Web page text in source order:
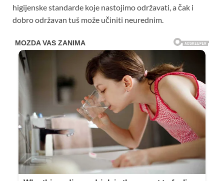
higijenske standarde koje nastojimo održavati, a čak i
dobro održavan tuš može učiniti neurednim.